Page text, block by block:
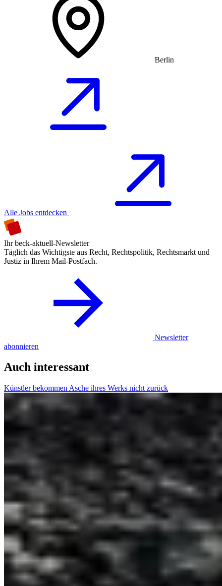
Berlin
Alle Jobs entdecken
Ihr beck-aktuell-Newsletter
Täglich das Wichtigste aus Recht, Rechtspolitik, Rechtsmarkt und
Justiz in Ihrem Mail-Postfach.
Newsletter
abonnieren
Auch interessant
Künstler bekommen Asche ihres Werks nicht zurück